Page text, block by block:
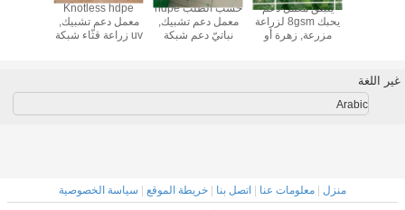
يصعد معمل دعم
تشبيك
Knotless hdpe
معمل دعم تشبيك,
uv زراعة قثّاء شبكة
حسب الطّلب hdpe
معمل دعم تشبيك,
نباتيّ دعم شبكة
ينبثق معمل دعم
يحبك 8gsm لزراعة
مزرعة, زهرة أو
معلومات عنا |اتصل بنا|خريطة الموقع|سياسة الخصوصية